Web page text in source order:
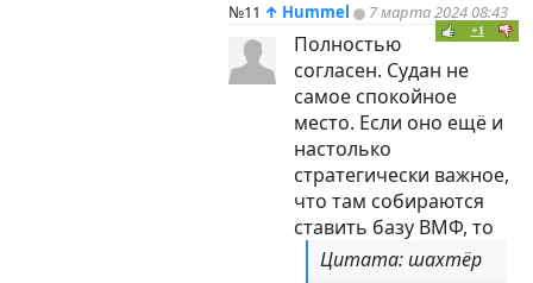
№11 ↑ Hummel 7 марта 2024 08:43
+1
Полностью
согласен. Судан не
самое спокойное
место. Если оно ещё и
настолько
стратегически важное,
что там собираются
ставить базу ВМФ, то
Цитата: шахтёр